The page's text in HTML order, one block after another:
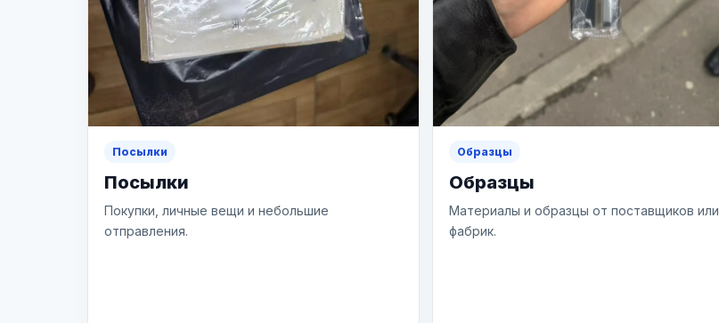
Посылки
Посылки
Покупки, личные вещи и небольшие
отправления.
Образцы
Образцы
Материалы и образцы от поставщиков или
фабрик.